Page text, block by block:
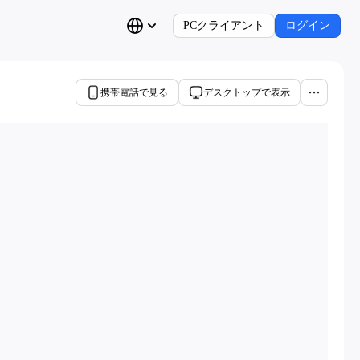
PCクライアント ログイン
携帯電話で見る デスクトップで表示